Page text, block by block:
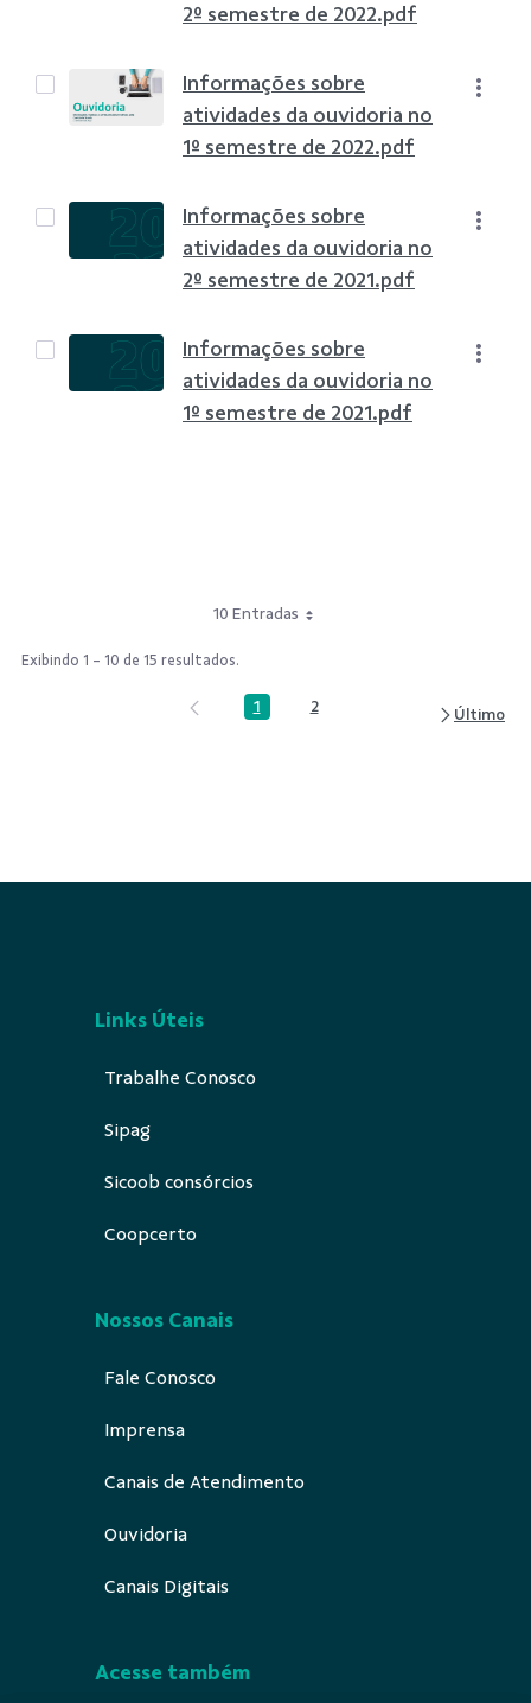
2º semestre de 2022.pdf
Informações sobre
atividades da ouvidoria no
1º semestre de 2022.pdf
Informações sobre
atividades da ouvidoria no
2º semestre de 2021.pdf
Informações sobre
atividades da ouvidoria no
1º semestre de 2021.pdf
10 Entradas
Exibindo 1 - 10 de 15 resultados.
Página
1 Página
2
Links Úteis
Trabalhe Conosco
Sipag
Sicoob consórcios
Coopcerto
Nossos Canais
Fale Conosco
Imprensa
Canais de Atendimento
Ouvidoria
Canais Digitais
Acesse também